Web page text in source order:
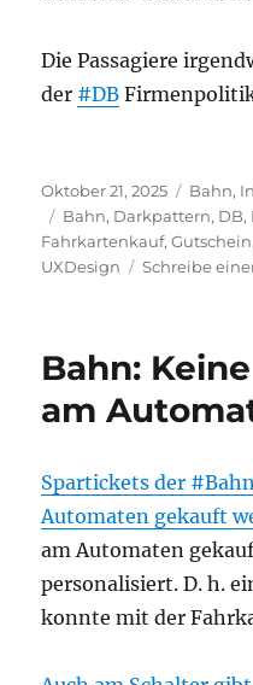
Die Passagiere
der #DB
Veröffentlicht
am
Oktober 21, 2025 Bahn,
Schlagwörter
Bahn, Darkpattern, DB,
Fahrkartenkauf,Gutschein
UXDesign
Schreibe
Bahn:
am
Spartickets der
Automaten gekauft
am Automaten
personalisiert. D. h.
konnte mit der